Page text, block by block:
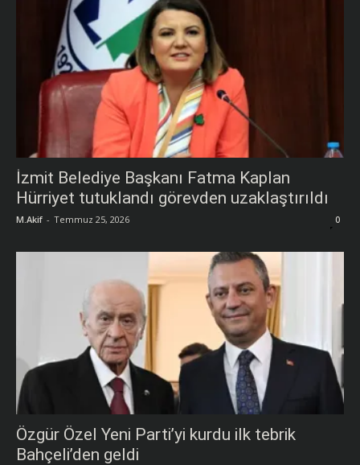
İzmit Belediye Başkanı Fatma Kaplan
Hürriyet tutuklandı görevden uzaklaştırıldı
M.Akif - Temmuz 25, 2026 0
Özgür Özel Yeni Parti’yi kurdu ilk tebrik
Bahçeli’den geldi